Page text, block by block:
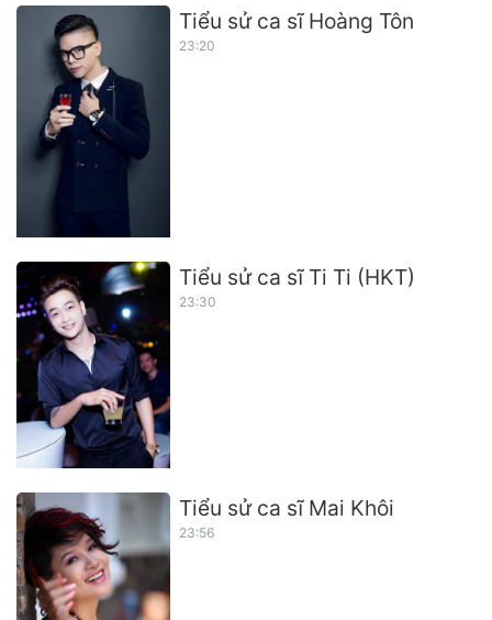
Tiểu sử ca sĩ Hoàng Tôn
23:20
Tiểu sử ca sĩ Ti Ti (HKT)
23:30
Tiểu sử ca sĩ Mai Khôi
23:56